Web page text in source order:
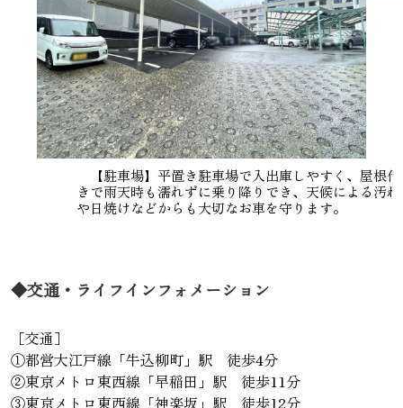
【駐車場】平置き駐車場で入出庫しやすく、屋根付
きで雨天時も濡れずに乗り降りでき、天候による汚れ
や日焼けなどからも大切なお車を守ります。
◆交通・ライフインフォメーション
［交通］
①都営大江戸線「牛込柳町」駅 徒歩4分
②東京メトロ東西線「早稲田」駅 徒歩11分
③東京メトロ東西線「神楽坂」駅 徒歩12分